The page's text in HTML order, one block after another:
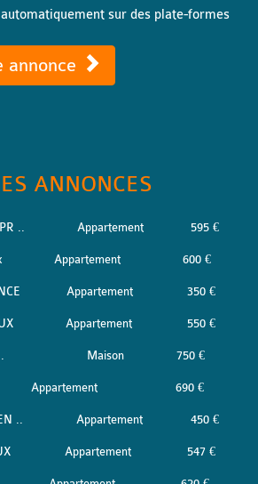
sur des plate-formes
annonce
ANNONCES
.. Appartement 595 €
Appartement 600 €
Appartement 350 €
Appartement 550 €
Maison 750 €
Appartement 690 €
.. Appartement 450 €
Appartement 547 €